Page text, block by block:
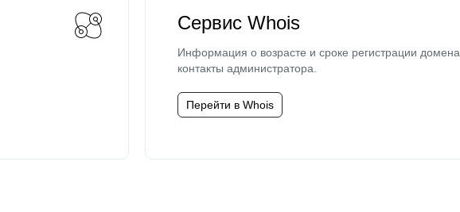
Сервис Whois
Информация о возрасте и сроке регистрации домена,
контакты администратора.
Перейти в Whois